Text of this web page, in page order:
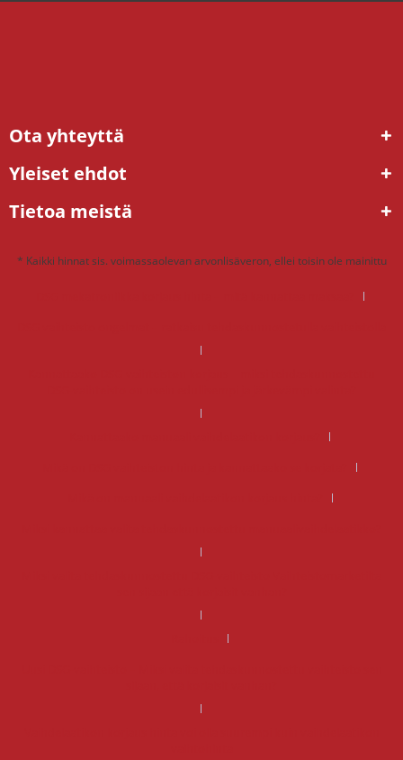
Ota yhteyttä
Yleiset ehdot
Tietoa meistä
* Kaikki hinnat sis. voimassaolevan arvonlisäveron, ellei toisin ole mainittu